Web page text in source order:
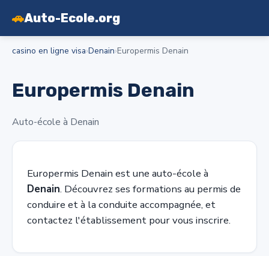
🚗Auto-Ecole.org
casino en ligne visa›Denain›Europermis Denain
Europermis Denain
Auto-école à Denain
Europermis Denain est une auto-école à
Denain. Découvrez ses formations au permis de
conduire et à la conduite accompagnée, et
contactez l'établissement pour vous inscrire.